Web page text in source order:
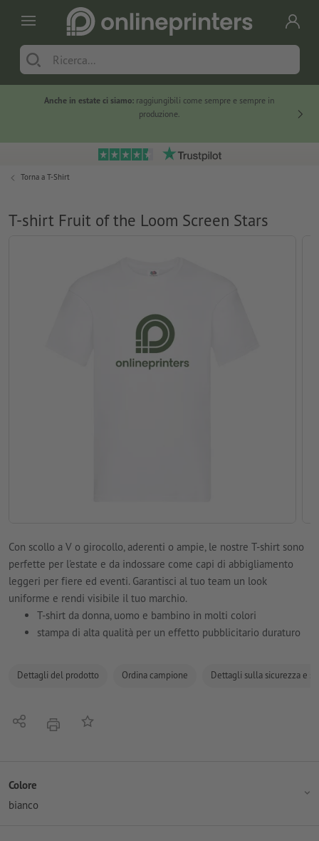
Anche in estate ci siamo: raggiungibili come sempre e sempre in
produzione.
Torna a T-Shirt
T-shirt Fruit of the Loom Screen Stars
Con scollo a V o girocollo, aderenti o ampie, le nostre T-shirt sono
perfette per l'estate e da indossare come capi di abbigliamento
leggeri per fiere ed eventi. Garantisci al tuo team un look
uniforme e rendi visibile il tuo marchio.
T-shirt da donna, uomo e bambino in molti colori
stampa di alta qualità per un effetto pubblicitario duraturo
Dettagli del prodotto Ordina campione Dettagli sulla sicurezza e
Condividistamparealla lista preferiti
Colore
bianco